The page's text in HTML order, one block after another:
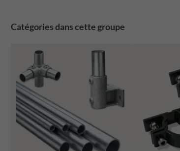
Catégories dans cette groupe